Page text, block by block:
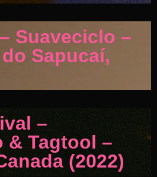
Suaveciclo –
Sapucaí,
–
& Tagtool –
(2022)